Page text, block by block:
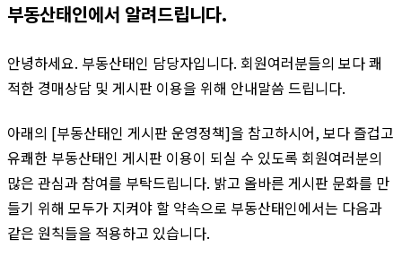
부동산태인에서 알려드립니다.
안녕하세요. 부동산태인 담당자입니다. 회원여러분들의 보다 쾌
적한 경매상담 및 게시판 이용을 위해 안내말씀 드립니다.
아래의 [부동산태인 게시판 운영정책]을 참고하시어, 보다 즐겁고
유쾌한 부동산태인 게시판 이용이 되실 수 있도록 회원여러분의
많은 관심과 참여를 부탁드립니다. 밝고 올바른 게시판 문화를 만
들기 위해 모두가 지켜야 할 약속으로 부동산태인에서는 다음과
같은 원칙들을 적용하고 있습니다.